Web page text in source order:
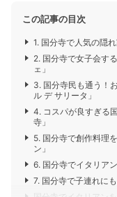
この記事の目次
1. 国分寺で人気の隠
2. 国分寺で女子会す
ェ」
3. 国分寺民も通う！
ル デ サリータ」
4. コスパが良すぎる
寺」
5. 国分寺で創作料理
ン」
6. 国分寺でイタリア
7. 国分寺で子連れに